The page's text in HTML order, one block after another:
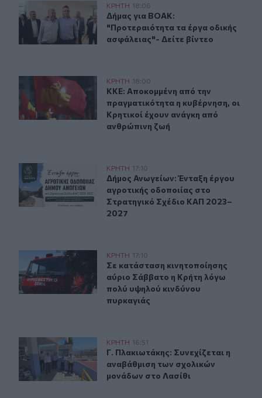
Δήμας για ΒΟΑΚ: "Προτεραιότητα τα έργα οδικής
ΚΡΗΤΗ 18:06
Δήμας για ΒΟΑΚ: "Προτεραιότητα
Δήμας για ΒΟΑΚ:
"Προτεραιότητα τα έργα οδικής
ασφάλειας"- Δείτε βίντεο
ΚΚΕ: Αποκομμένη από την πραγματικότητα η
ΚΡΗΤΗ 18:00
ΚΚΕ: Αποκομμένη από την
ΚΚΕ: Αποκομμένη από την
πραγματικότητα η κυβέρνηση, οι
Κρητικοί έχουν ανάγκη από
ανθρώπινη ζωή
Δήμος Ανωγείων: Ένταξη έργου αγροτικής οδοποιίας
ΚΡΗΤΗ 17:10
Δήμος Ανωγείων: Ένταξη έργου
Δήμος Ανωγείων: Ένταξη έργου
αγροτικής οδοποιίας στο
Στρατηγικό Σχέδιο ΚΑΠ 2023–
2027
Σε κατάσταση κινητοποίησης αύριο Σάββατο η Κρήτη
ΚΡΗΤΗ 17:10
Σε κατάσταση κινητοποίησης
Σε κατάσταση κινητοποίησης
αύριο Σάββατο η Κρήτη λόγω
πολύ υψηλού κινδύνου
πυρκαγιάς
Γ. Πλακιωτάκης: Συνεχίζεται η αναβάθμιση των
ΚΡΗΤΗ 16:51
Γ. Πλακιωτάκης: Συνεχίζεται η
Γ. Πλακιωτάκης: Συνεχίζεται η
αναβάθμιση των σχολικών
μονάδων στο Λασίθι